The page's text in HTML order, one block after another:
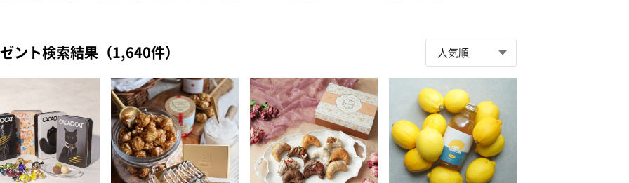
ント検索結果（1,640件）